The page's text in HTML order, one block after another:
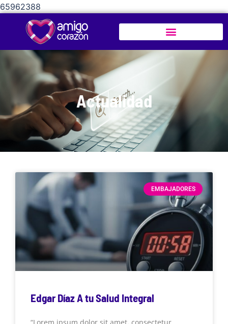
65962388
Actualidad
EMBAJADORES
Edgar Díaz A tu Salud Integral